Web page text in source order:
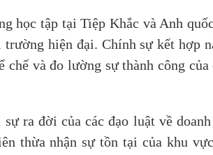
học tập tại Tiệp Khắc và Anh
hiện đại. Chính sự kết hợp
và đo lường sự thành công
ra đời của các đạo luật về
thừa nhận sự tồn tại của khu